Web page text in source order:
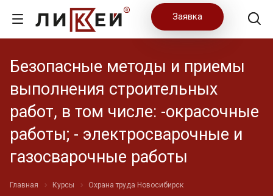
Заявка
Безопасные методы и приемы
выполнения строительных
работ, в том числе: -окрасочные
работы; - электросварочные и
газосварочные работы
Главная Курсы Охрана труда Новосибирск